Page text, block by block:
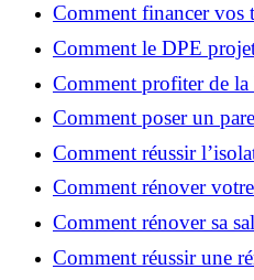
Comment financer vos
aides, prêts et solutions
Comment le DPE
valoriser votre bien ?
Comment profiter de
investir dans l'ancien et
Comment poser un
rénovation : rôle et
Comment réussir
pour une maison
Comment rénover
votre espace de vie ?
Comment rénover sa
astuces ?
Comment réussir une